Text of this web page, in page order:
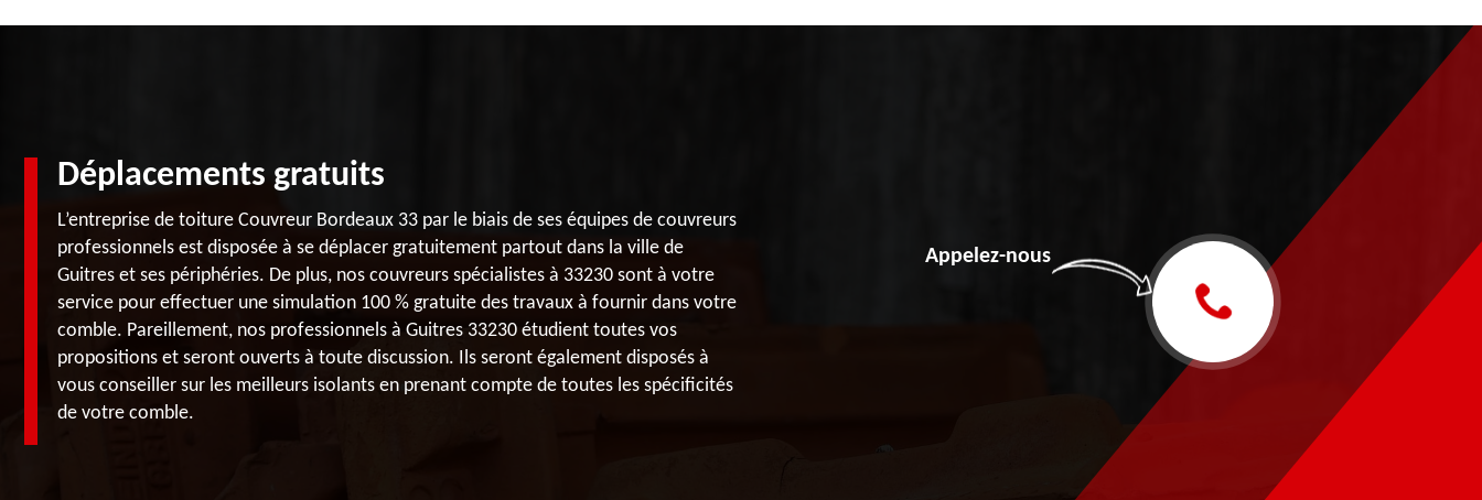
Déplacements gratuits
L’entreprise de toiture Couvreur Bordeaux 33 par le biais de ses équipes de couvreurs
professionnels est disposée à se déplacer gratuitement partout dans la ville de
Guitres et ses périphéries. De plus, nos couvreurs spécialistes à 33230 sont à votre
service pour effectuer une simulation 100 % gratuite des travaux à fournir dans votre
comble. Pareillement, nos professionnels à Guitres 33230 étudient toutes vos
propositions et seront ouverts à toute discussion. Ils seront également disposés à
vous conseiller sur les meilleurs isolants en prenant compte de toutes les spécificités
de votre comble.
Appelez-nous